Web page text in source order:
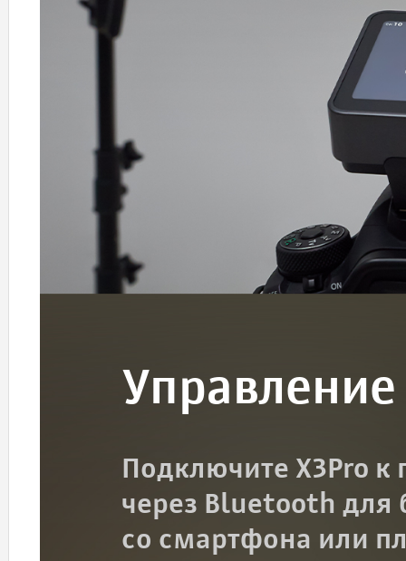
Подключите X3Pro
через Bluetooth для
со смартфона или